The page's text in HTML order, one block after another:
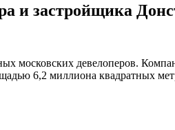
и застройщика
московских девелоперов.
6,2 миллиона квадратных